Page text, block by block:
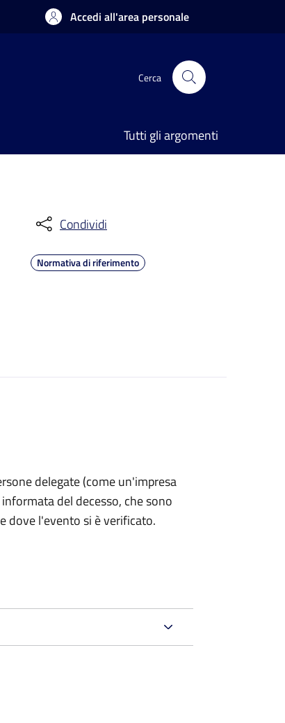
Accedi all'area personale
Cerca
Tutti gli argomenti
Condividi
Normativa di riferimento
delegate (come un'impresa
del decesso, che sono
dove l'evento si è verificato.